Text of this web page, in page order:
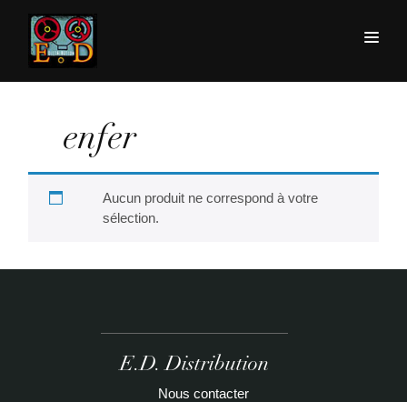
enfer
Aucun produit ne correspond à votre
sélection.
E.D. Distribution
Nous contacter